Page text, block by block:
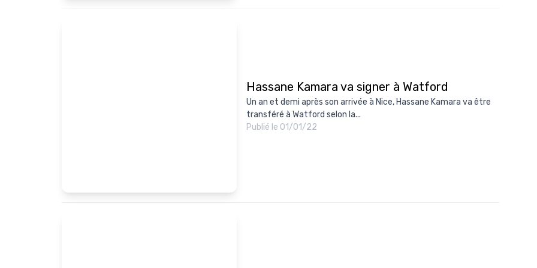
Hassane Kamara va signer à Watford
Un an et demi après son arrivée à Nice, Hassane Kamara va être
transféré à Watford selon la...
Publié le 01/01/22